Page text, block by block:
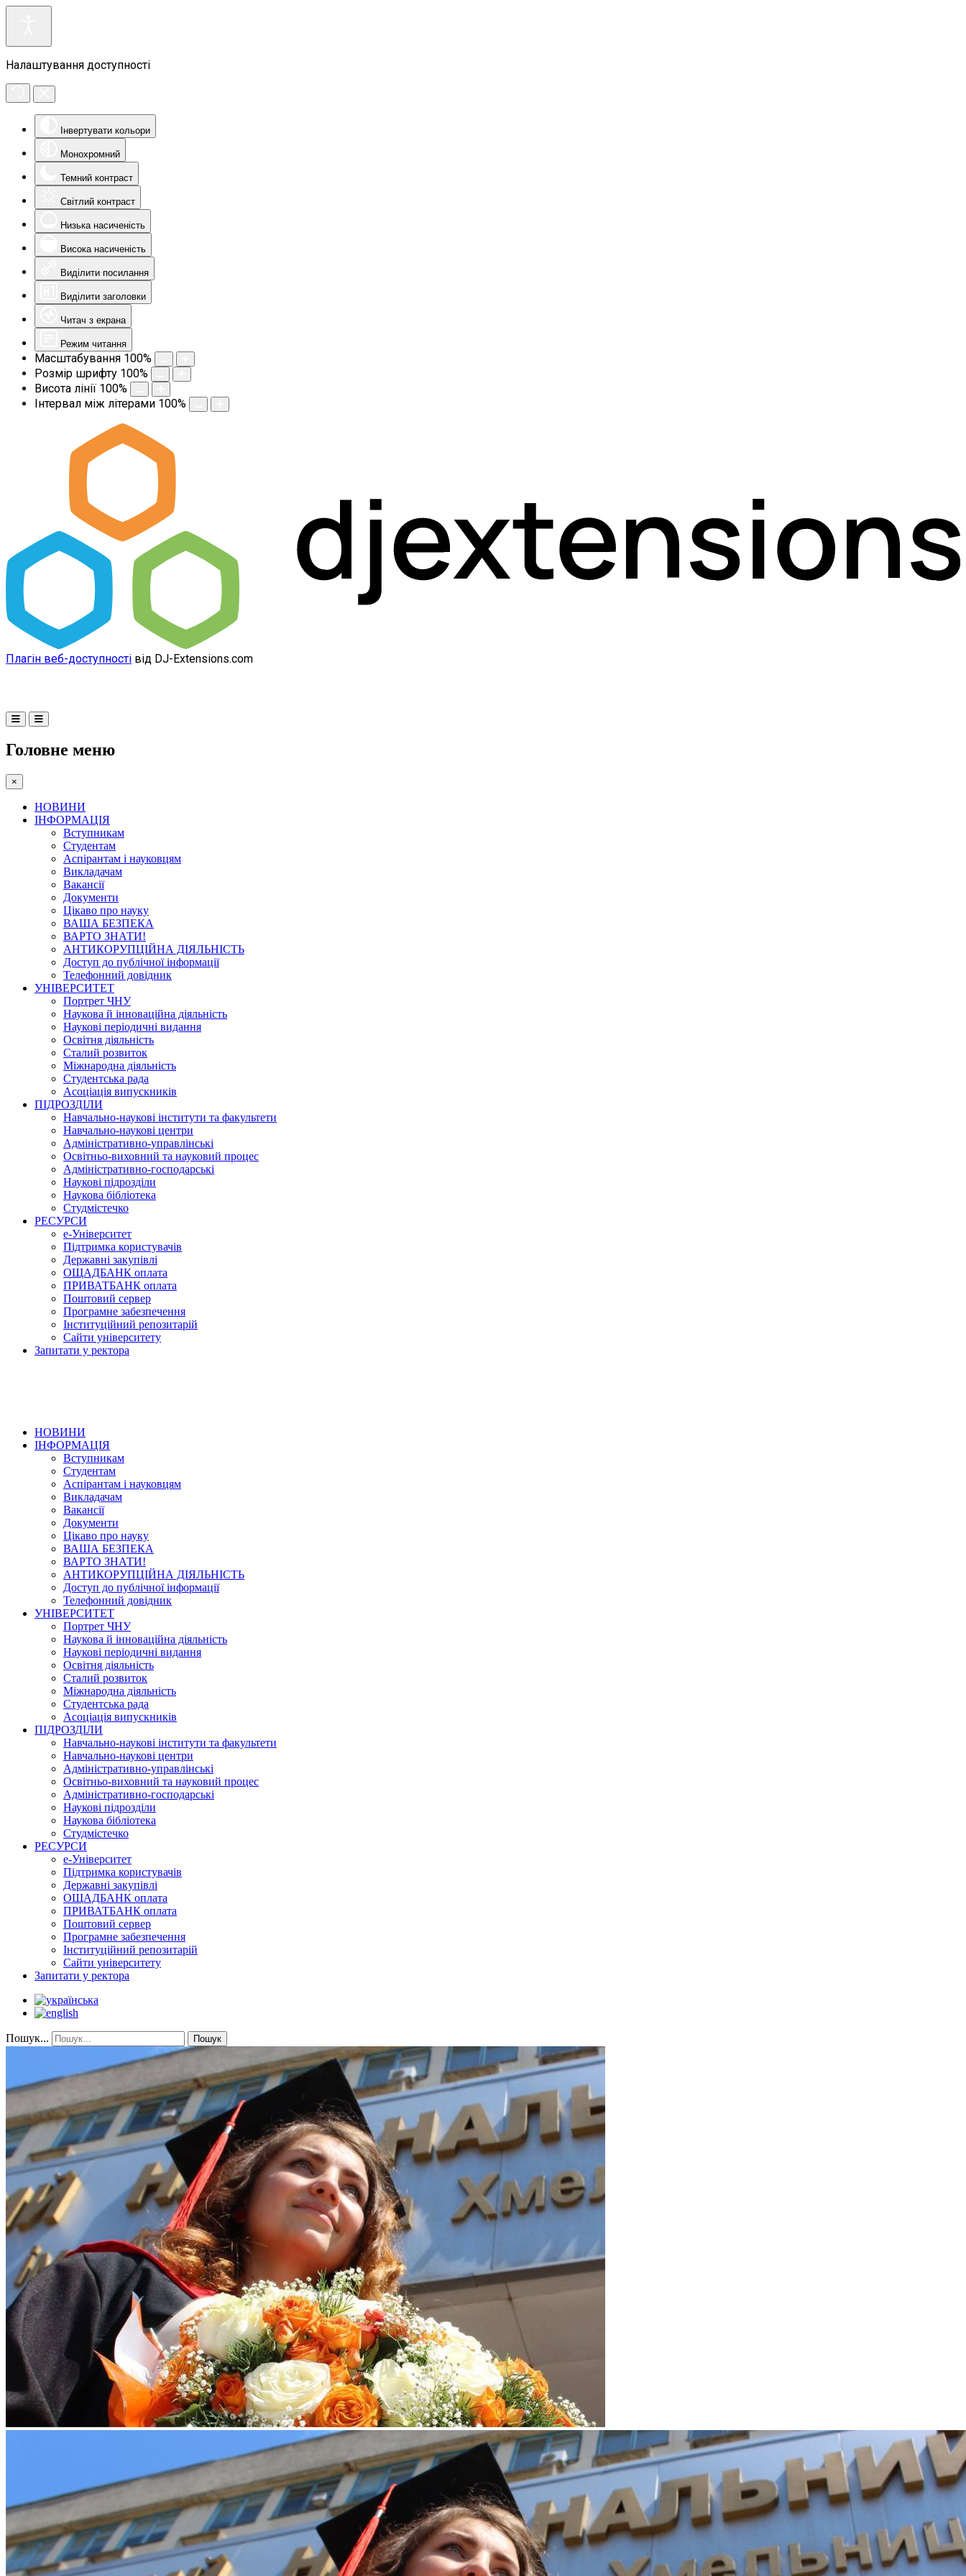
Налаштування доступності
Інвертувати кольори
Монохромний
Темний контраст
Світлий контраст
Низька насиченість
Висока насиченість
Виділити посилання
Виділити заголовки
Читач з екрана
Режим читання
Масштабування 100%
Розмір шрифту 100%
Висота лінії 100%
Інтервал між літерами 100%
Плагін веб-доступності від DJ-Extensions.com
Головне меню
×
НОВИНИ
ІНФОРМАЦІЯ
Вступникам
Студентам
Аспірантам і науковцям
Викладачам
Вакансії
Документи
Цікаво про науку
ВАША БЕЗПЕКА
ВАРТО ЗНАТИ!
АНТИКОРУПЦІЙНА ДІЯЛЬНІСТЬ
Доступ до публічної інформації
Телефонний довідник
УНІВЕРСИТЕТ
Портрет ЧНУ
Наукова й інноваційна діяльність
Наукові періодичні видання
Освітня діяльність
Сталий розвиток
Міжнародна діяльність
Студентська рада
Асоціація випускників
ПІДРОЗДІЛИ
Навчально-наукові інститути та факультети
Навчально-наукові центри
Адміністративно-управлінські
Освітньо-виховний та науковий процес
Адміністративно-господарські
Наукові підрозділи
Наукова бібліотека
Студмістечко
РЕСУРСИ
е-Університет
Підтримка користувачів
Державні закупівлі
ОЩАДБАНК оплата
ПРИВАТБАНК оплата
Поштовий сервер
Програмне забезпечення
Інституційний репозитарій
Сайти університету
Запитати у ректора
НОВИНИ
ІНФОРМАЦІЯ
Вступникам
Студентам
Аспірантам і науковцям
Викладачам
Вакансії
Документи
Цікаво про науку
ВАША БЕЗПЕКА
ВАРТО ЗНАТИ!
АНТИКОРУПЦІЙНА ДІЯЛЬНІСТЬ
Доступ до публічної інформації
Телефонний довідник
УНІВЕРСИТЕТ
Портрет ЧНУ
Наукова й інноваційна діяльність
Наукові періодичні видання
Освітня діяльність
Сталий розвиток
Міжнародна діяльність
Студентська рада
Асоціація випускників
ПІДРОЗДІЛИ
Навчально-наукові інститути та факультети
Навчально-наукові центри
Адміністративно-управлінські
Освітньо-виховний та науковий процес
Адміністративно-господарські
Наукові підрозділи
Наукова бібліотека
Студмістечко
РЕСУРСИ
е-Університет
Підтримка користувачів
Державні закупівлі
ОЩАДБАНК оплата
ПРИВАТБАНК оплата
Поштовий сервер
Програмне забезпечення
Інституційний репозитарій
Сайти університету
Запитати у ректора
Пошук... Пошук